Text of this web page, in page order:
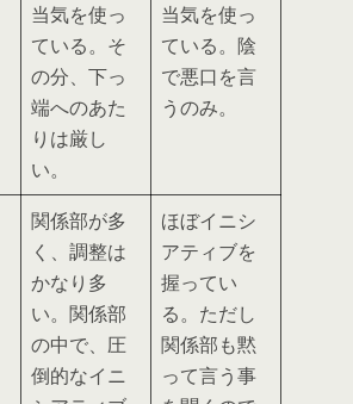
当気を使っ
ている。そ
の分、下っ
端へのあた
りは厳し
い。
当気を使っ
ている。 陰
で悪口を言
うのみ。
関係部が多
く、 調整は
かなり多
い。関係部
の中で、 圧
倒的なイニ
ほぼイニシ
アティブを
握ってい
る。ただし
関係部も黙
って言う事